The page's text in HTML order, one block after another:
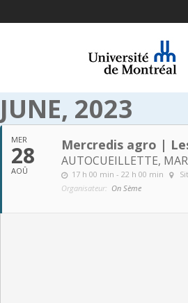
JUNE, 2023
MER
28
AOÛ
Mercredis agro |
AUTOCUEILLETTE,
17 h 00 min - 22 h 00 min
Organisateur: On Sème